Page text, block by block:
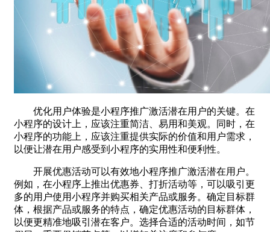
优化用户体验是小程序推广激活潜在用户的关键。在
小程序的设计上，应该注重简洁、易用和美观。同时，在
小程序的功能上，应该注重提供实际的价值和用户需求，
以便让潜在用户感受到小程序的实用性和便利性。
开展优惠活动可以有效地小程序推广激活潜在用户。
例如，在小程序上推出优惠券、打折活动等，可以吸引更
多的用户使用小程序并购买相关产品或服务。确定目标群
体，根据产品或服务的特点，确定优惠活动的目标群体，
以便更精准地吸引潜在客户。选择合适的活动时间，如节